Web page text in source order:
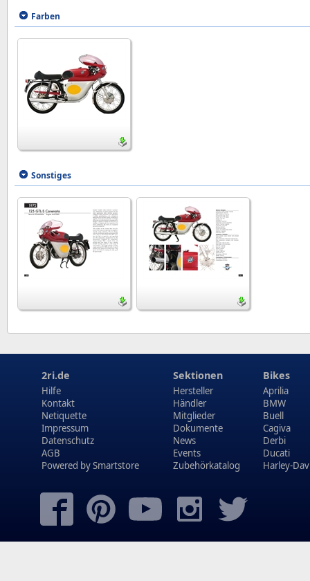
Farben
Sonstiges
2ri.de
Hilfe
Kontakt
Netiquette
Impressum
Datenschutz
AGB
Powered bySmartstore
Sektionen
Hersteller
Händler
Mitglieder
Dokumente
News
Events
Zubehörkatalog
Bikes
Aprilia
BMW
Buell
Cagiva
Derbi
Ducati
Harley-